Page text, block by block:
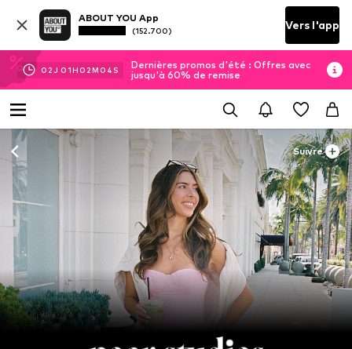
ABOUT YOU App
(152.700) Vers l'app
02J 01H 02M 02 S
Dernières promos d'été : Offres avec
jusqu'à 60% de remise
Suivre